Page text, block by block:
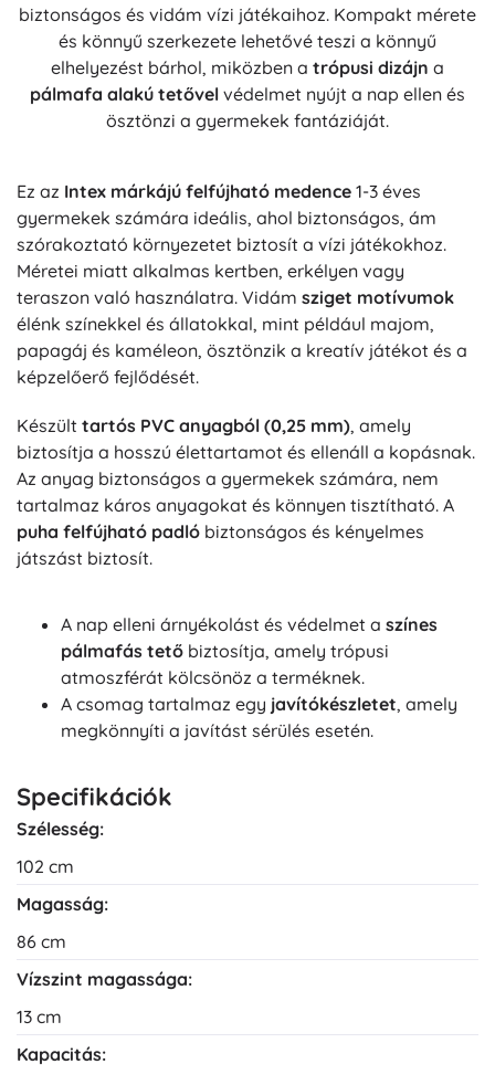
biztonságos és vidám vízi játékaihoz. Kompakt mérete
és könnyű szerkezete lehetővé teszi a könnyű
elhelyezést bárhol, miközben a trópusi dizájn a
pálmafa alakú tetővel védelmet nyújt a nap ellen és
ösztönzi a gyermekek fantáziáját.
Ez az Intex márkájú felfújható medence 1-3 éves
gyermekek számára ideális, ahol biztonságos, ám
szórakoztató környezetet biztosít a vízi játékokhoz.
Méretei miatt alkalmas kertben, erkélyen vagy
teraszon való használatra. Vidám sziget motívumok
élénk színekkel és állatokkal, mint például majom,
papagáj és kaméleon, ösztönzik a kreatív játékot és a
képzelőerő fejlődését.
Készült tartós PVC anyagból (0,25 mm), amely
biztosítja a hosszú élettartamot és ellenáll a kopásnak.
Az anyag biztonságos a gyermekek számára, nem
tartalmaz káros anyagokat és könnyen tisztítható. A
puha felfújható padló biztonságos és kényelmes
játszást biztosít.
A nap elleni árnyékolást és védelmet a színes
pálmafás tető biztosítja, amely trópusi
atmoszférát kölcsönöz a terméknek.
A csomag tartalmaz egy javítókészletet, amely
megkönnyíti a javítást sérülés esetén.
Specifikációk
Szélesség:
102 cm
Magasság:
86 cm
Vízszint magassága:
13 cm
Kapacitás: